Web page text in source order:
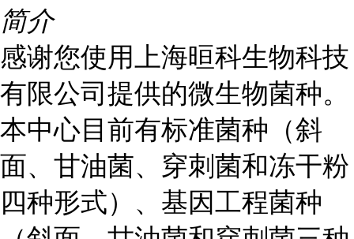
简介
感谢您使用上海晅科生物科技
有限公司提供的微生物菌种。
本中心目前有标准菌种（斜
面、甘油菌、穿刺菌和冻干粉
四种形式）、基因工程菌种